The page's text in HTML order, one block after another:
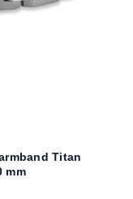
Titan
mm